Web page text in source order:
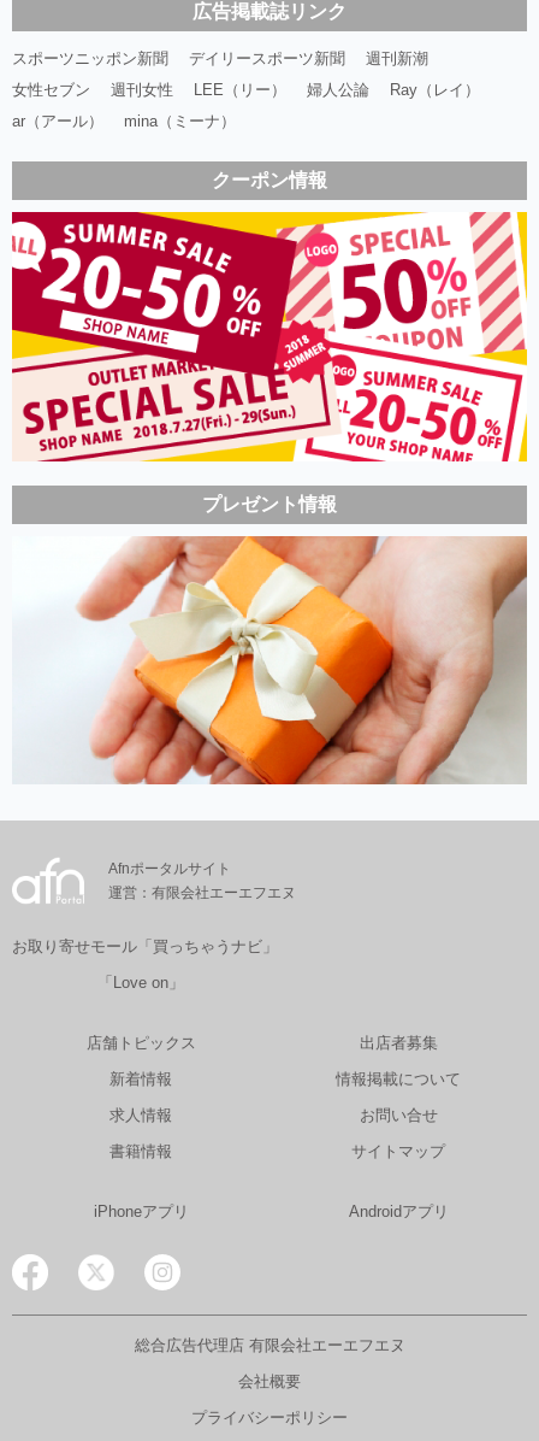
広告掲載誌リンク
スポーツニッポン新聞 デイリースポーツ新聞
週刊新潮
女性セブン
週刊女性 LEE（リー） 婦人公論
Ray（レイ）
ar（アール）
mina（ミーナ）
クーポン情報
プレゼント情報
Afnポータルサイト
運営：有限会社エーエフエヌ
お取り寄せモール「買っちゃうナビ」
「Love on」
店舗トピックス
新着情報
求人情報
書籍情報
出店者募集
情報掲載について
お問い合せ
サイトマップ
iPhoneアプリ Androidアプリ
総合広告代理店 有限会社エーエフエヌ
会社概要
プライバシーポリシー